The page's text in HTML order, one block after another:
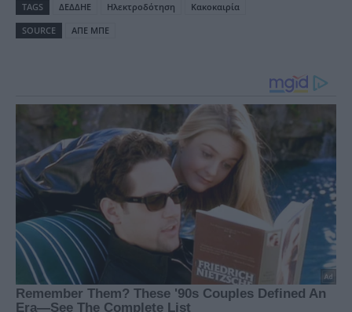
TAGS ΔΕΔΔΗΕ Ηλεκτροδότηση
Κακοκαιρία
SOURCE
ΑΠΕ ΜΠΕ